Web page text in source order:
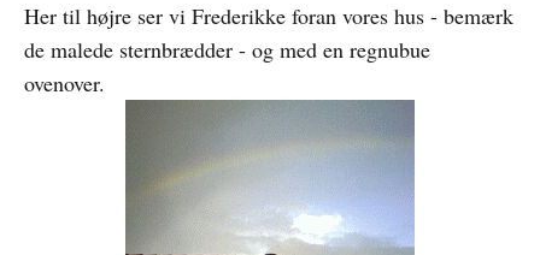
Her til højre ser vi Frederikke foran vores hus - bemærk
de malede sternbrædder - og med en regnubue
ovenover.